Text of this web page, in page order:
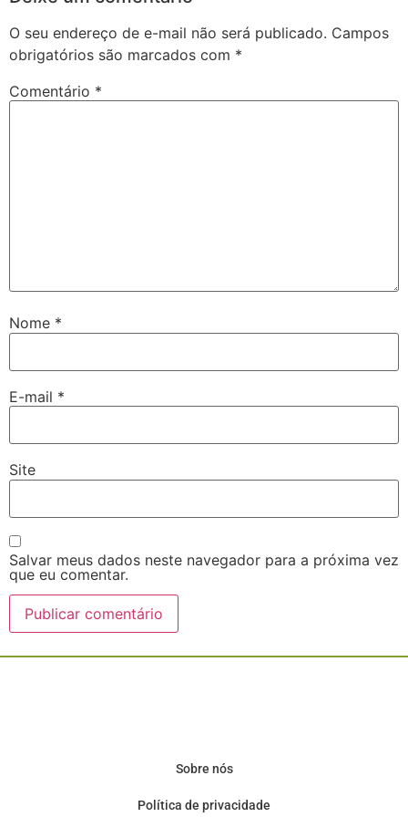
O seu endereço de e-mail não será publicado. Campos
obrigatórios são marcados com *
Comentário *
Nome *
E-mail *
Site
Salvar meus dados neste navegador para a próxima vez
que eu comentar.
Sobre nós
Política de privacidade